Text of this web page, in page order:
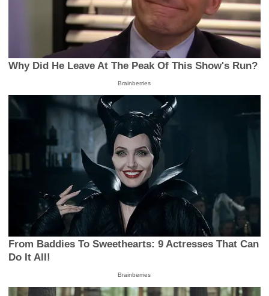
Why Did He Leave At The Peak Of This Show's Run?
Brainberries
From Baddies To Sweethearts: 9 Actresses That Can
Do It All!
Brainberries